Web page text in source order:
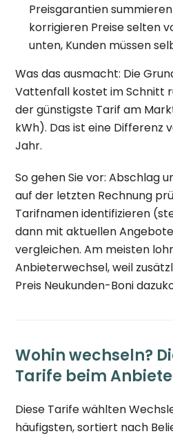
Preisgarantien
korrigieren Preise selten
unten, Kunden müssen
Was das ausmacht: Die
Vattenfall kostet im Schnitt
der günstigste Tarif am
kWh). Das ist eine Differenz
Jahr.
So gehen Sie vor: Abschlag
auf der letzten Rechnung
Tarifnamen identifizieren
dann mit aktuellen
vergleichen. Am meisten
Anbieterwechsel, weil
Preis Neukunden-Boni
Wohin wechseln?
Tarife beim
Diese Tarife wählten
häufigsten, sortiert nach